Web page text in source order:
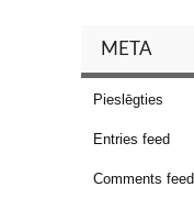
META
Pieslēgties
Entries feed
Comments feed